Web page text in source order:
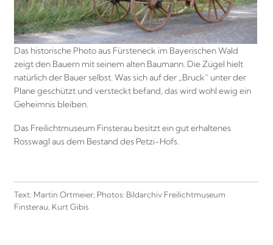
Das historische Photo aus Fürsteneck im Bayerischen Wald
zeigt den Bauern mit seinem alten Baumann. Die Zügel hielt
natürlich der Bauer selbst. Was sich auf der „Bruck“ unter der
Plane geschützt und versteckt befand, das wird wohl ewig ein
Geheimnis bleiben.
Das Freilichtmuseum Finsterau besitzt ein gut erhaltenes
Rosswagl aus dem Bestand des Petzi-Hofs.
Text: Martin Ortmeier; Photos: Bildarchiv Freilichtmuseum
Finsterau, Kurt Gibis